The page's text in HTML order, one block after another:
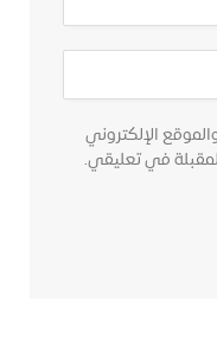
الإلكتروني
في تعليقي.